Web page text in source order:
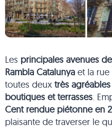
Les principales avenues
Rambla Catalunyaet la rue
toutes deux très
boutiques et terrasses.
Cent rendue piétonne en
plaisante de traverser le